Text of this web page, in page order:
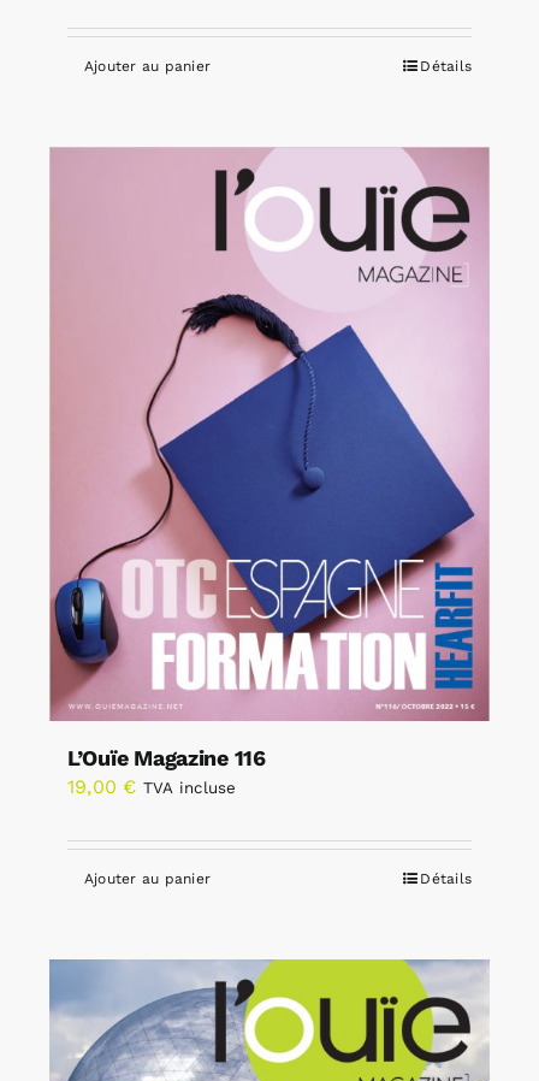
Ajouter au panier Détails
L’Ouïe Magazine 116
19,00 € TVA incluse
Ajouter au panier Détails